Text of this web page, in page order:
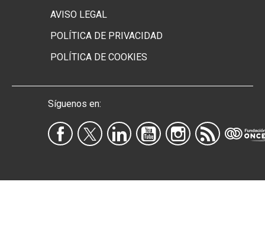
AVISO LEGAL
POLÍTICA DE PRIVACIDAD
POLÍTICA DE COOKIES
Síguenos en: